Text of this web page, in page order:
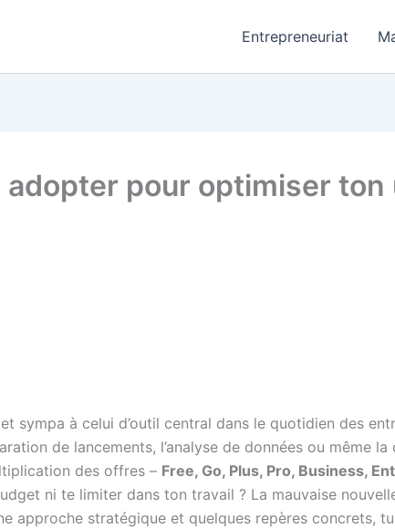
Entrepreneuriat
pour optimiser ton
sympa à celui d’outil central dans le quotidien des
de lancements, l’analyse de données ou même
des offres – Free, Go, Plus, Pro, Business,
ni te limiter dans ton travail ? La mauvaise
approche stratégique et quelques repères concrets,